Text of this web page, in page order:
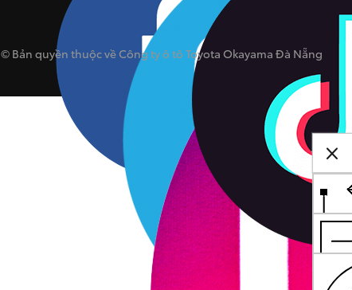
© Bản quyền thuộc về Công ty ô tô Toyota Okayama Đà Nẵng